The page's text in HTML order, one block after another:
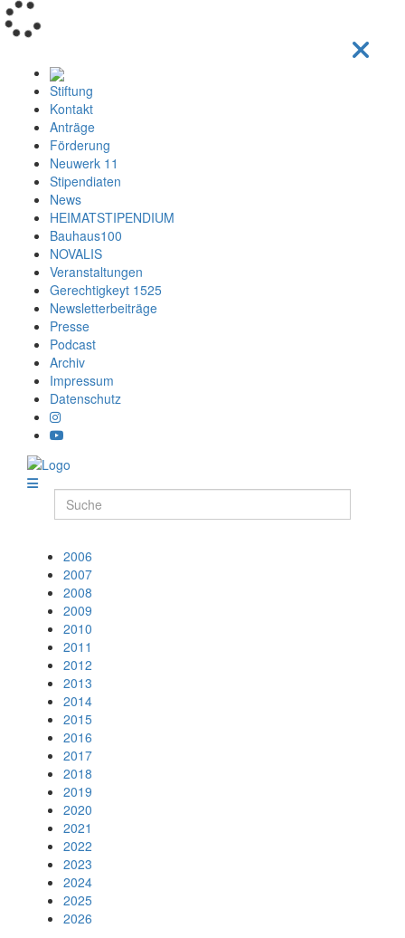
Stiftung
Kontakt
Anträge
Förderung
Neuwerk 11
Stipendiaten
News
HEIMATSTIPENDIUM
Bauhaus100
NOVALIS
Veranstaltungen
Gerechtigkeyt 1525
Newsletterbeiträge
Presse
Podcast
Archiv
Impressum
Datenschutz
2006
2007
2008
2009
2010
2011
2012
2013
2014
2015
2016
2017
2018
2019
2020
2021
2022
2023
2024
2025
2026